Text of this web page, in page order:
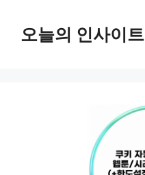
오늘의 인사이트